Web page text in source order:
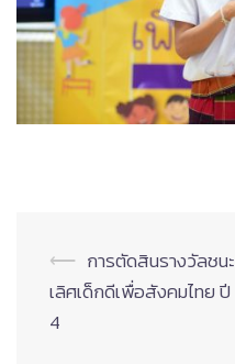
Post
navigation
⟵ การตัดสินรางวัลชนะ
เลิศเด็กดีเพื่อสังคมไทย ปี
4